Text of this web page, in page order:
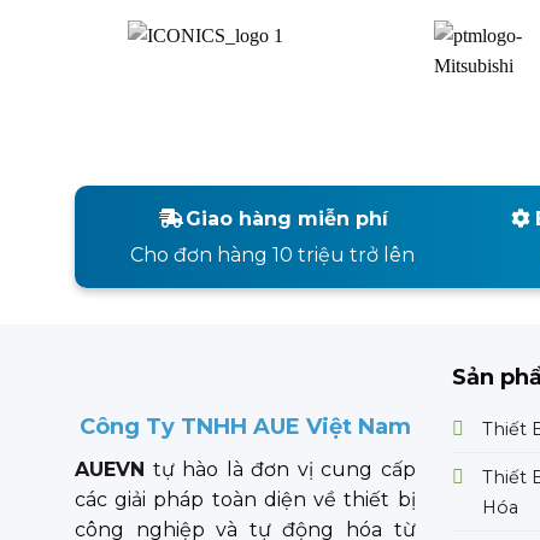
Giao hàng miễn phí
Cho đơn hàng 10 triệu trở lên
Công Ty TNHH AUE Việt Nam
AUEVN tự hào là đơn vị cung cấp
các giải pháp toàn diện về thiết bị
công nghiệp và tự động hóa từ
Sản
Thiết
Thiết
Hóa